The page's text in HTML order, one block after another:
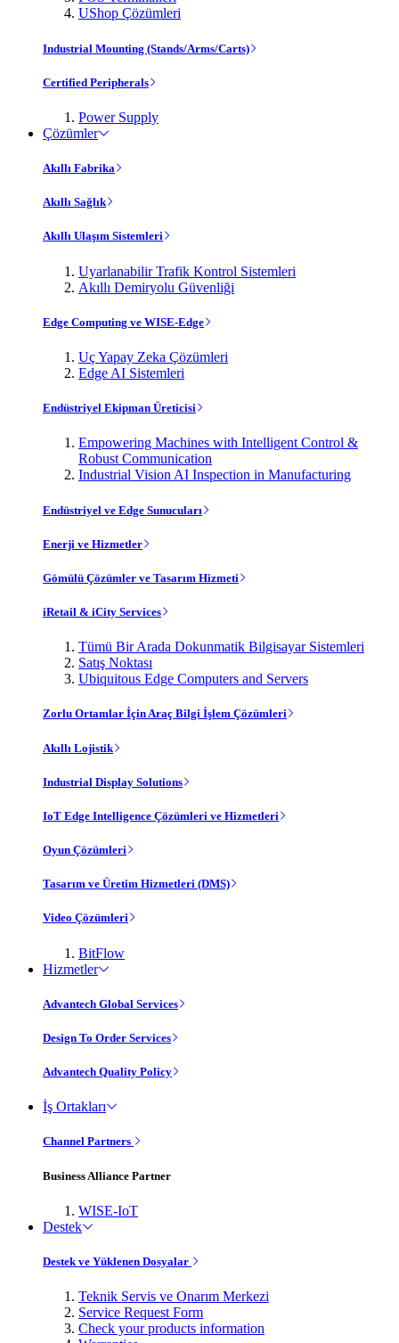
UShop Çözümleri
Industrial Mounting (Stands/Arms/Carts)
Certified Peripherals
Power Supply
Çözümler
Akıllı Fabrika
Akıllı Sağlık
Akıllı Ulaşım Sistemleri
Uyarlanabilir Trafik Kontrol Sistemleri
Akıllı Demiryolu Güvenliği
Edge Computing ve WISE-Edge
Uç Yapay Zeka Çözümleri
Edge AI Sistemleri
Endüstriyel Ekipman Üreticisi
Empowering Machines with Intelligent Control &
Robust Communication
Industrial Vision AI Inspection in Manufacturing
Endüstriyel ve Edge Sunucuları
Enerji ve Hizmetler
Gömülü Çözümler ve Tasarım Hizmeti
iRetail & iCity Services
Tümü Bir Arada Dokunmatik Bilgisayar Sistemleri
Satış Noktası
Ubiquitous Edge Computers and Servers
Zorlu Ortamlar İçin Araç Bilgi İşlem Çözümleri
Akıllı Lojistik
Industrial Display Solutions
IoT Edge Intelligence Çözümleri ve Hizmetleri
Oyun Çözümleri
Tasarım ve Üretim Hizmetleri (DMS)
Video Çözümleri
BitFlow
Hizmetler
Advantech Global Services
Design To Order Services
Advantech Quality Policy
İş Ortakları
Channel Partners
Business Alliance Partner
WISE-IoT
Destek
Destek ve Yüklenen Dosyalar
Teknik Servis ve Onarım Merkezi
Service Request Form
Check your products information